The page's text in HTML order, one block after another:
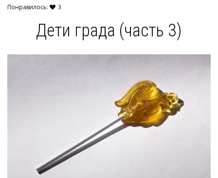
Понравилось:
3
Дети града (часть 3)